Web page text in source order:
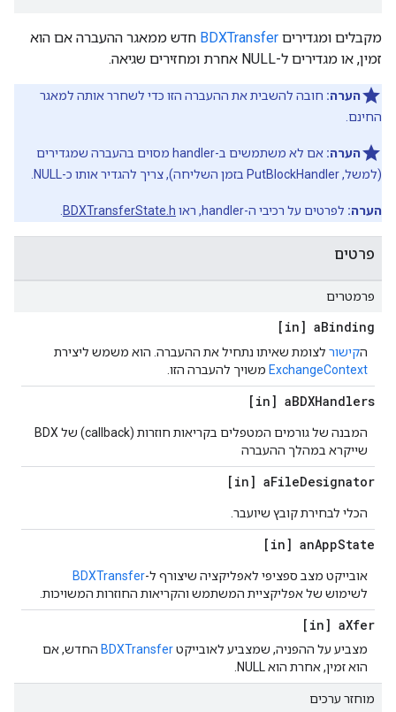
מקבלים ומגדירים BDXTransfer חדש ממאגר ההעברה אם הוא
זמין, או מגדירים ל-NULL אחרת ומחזירים שגיאה.
הערה: חובה להשבית את ההעברה הזו כדי לשחרר אותה למאגר
החינם.
הערה:
אם לא משתמשים ב-handler מסוים בהעברה שמגדירים
(למשל, PutBlockHandler בזמן השליחה), צריך להגדיר אותו כ-NULL.
הערה: לפרטים על רכיבי ה-handler, ראו BDXTransferState.h
פרטים
פרמטרים
[in] aBinding
הקישור לצומת שאיתו נתחיל את ההעברה. הוא משמש ליצירת
ExchangeContext משויך להעברה הזו.
[in] aBDXHandlers
המבנה של גורמים המטפלים בקריאות חוזרות (callback) של BDX
שייקרא במהלך ההעברה
[in] aFileDesignator
הכלי לבחירת קובץ שיועבר.
[in] anAppState
אובייקט מצב ספציפי לאפליקציה שיצורף ל-BDXTransfer
לשימוש של אפליקציית המשתמש והקריאות החוזרות המשויכות.
[in] aXfer
מצביע על ההפניה, שמצביע לאובייקטBDXTransfer החדש, אם
הוא זמין, אחרת הוא NULL.
מוחזר ערכים